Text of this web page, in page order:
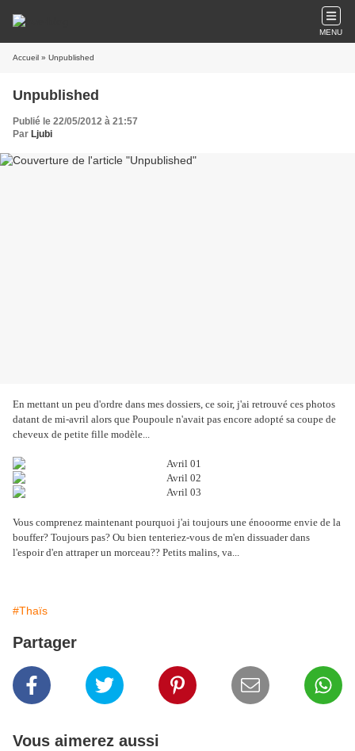
MENU
Accueil » Unpublished
Unpublished
Publié le 22/05/2012 à 21:57
Par Ljubi
En mettant un peu d'ordre dans mes dossiers, ce soir, j'ai retrouvé ces photos
datant de mi-avril alors que Poupoule n'avait pas encore adopté sa coupe de
cheveux de petite fille modèle...
Vous comprenez maintenant pourquoi j'ai toujours une énooorme envie de la
bouffer? Toujours pas? Ou bien tenteriez-vous de m'en dissuader dans
l'espoir d'en attraper un morceau?? Petits malins, va...
#Thaïs
Partager
Vous aimerez aussi